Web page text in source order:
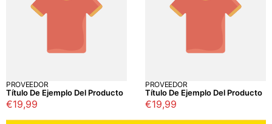
PROVEEDOR
Título De Ejemplo Del Producto
Precio
regular
€19,99
PROVEEDOR
Título De Ejemplo Del Producto
Precio
regular
€19,99